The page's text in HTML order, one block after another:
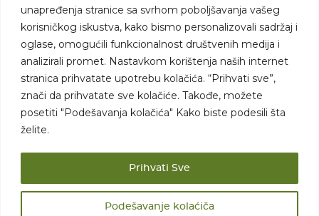
unapređenja stranice sa svrhom poboljšavanja vašeg
korisničkog iskustva, kako bismo personalizovali sadržaj i
oglase, omogućili funkcionalnost društvenih medija i
analizirali promet. Nastavkom korištenja naših internet
stranica prihvatate upotrebu kolačića. “Prihvati sve”,
znači da prihvatate sve kolačiće. Takođe, možete
posetiti "Podešavanja kolačića" Kako biste podesili šta
želite.
Podešavanje kolaćiča
Prihvati Sve
Marketing usluge
Tražimo saradnike
Kontakt
Kontakt
Sva prava zadržana. 2007 - 2026. © Agromedia d.o.o.